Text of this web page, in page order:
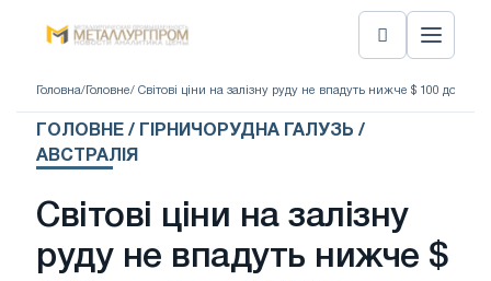
Головна/ Головне/ Світові ціни на залізну руду не впадуть нижче $ 100 до
ГОЛОВНЕ / ГІРНИЧОРУДНА ГАЛУЗЬ /
АВСТРАЛІЯ
Світові ціни на залізну
руду не впадуть нижче $